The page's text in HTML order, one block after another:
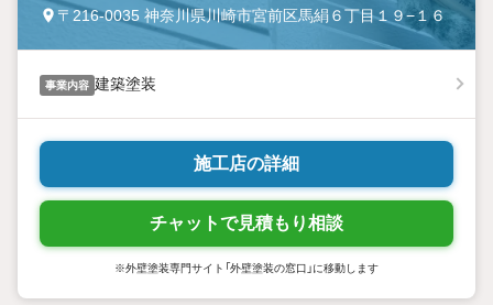
〒216-0035 神奈川県川崎市宮前区馬絹６丁目１９−１６
事業内容 建築塗装
施工店の詳細
チャットで見積もり相談
※外壁塗装専門サイト「外壁塗装の窓口」に移動します